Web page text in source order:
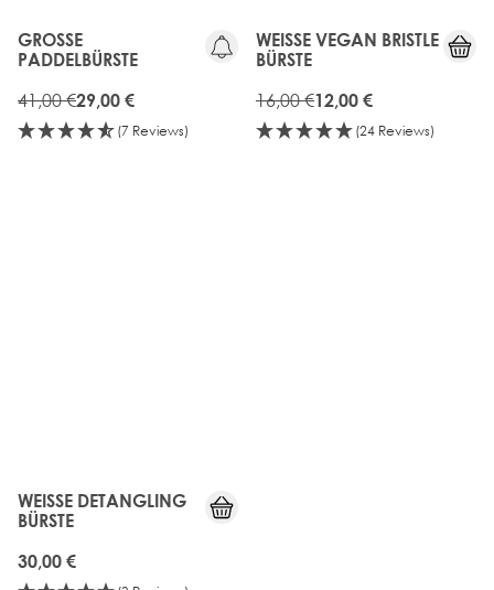
GROSSE P
ADDELBÜRSTE
41,00 €29,00 €
(7 Reviews)
WEISSE VEGAN BRISTLE B
ÜRSTE
16,00 €12,00 €
(24 Reviews)
WEISSE DETANGLING B
ÜRSTE
30,00 €